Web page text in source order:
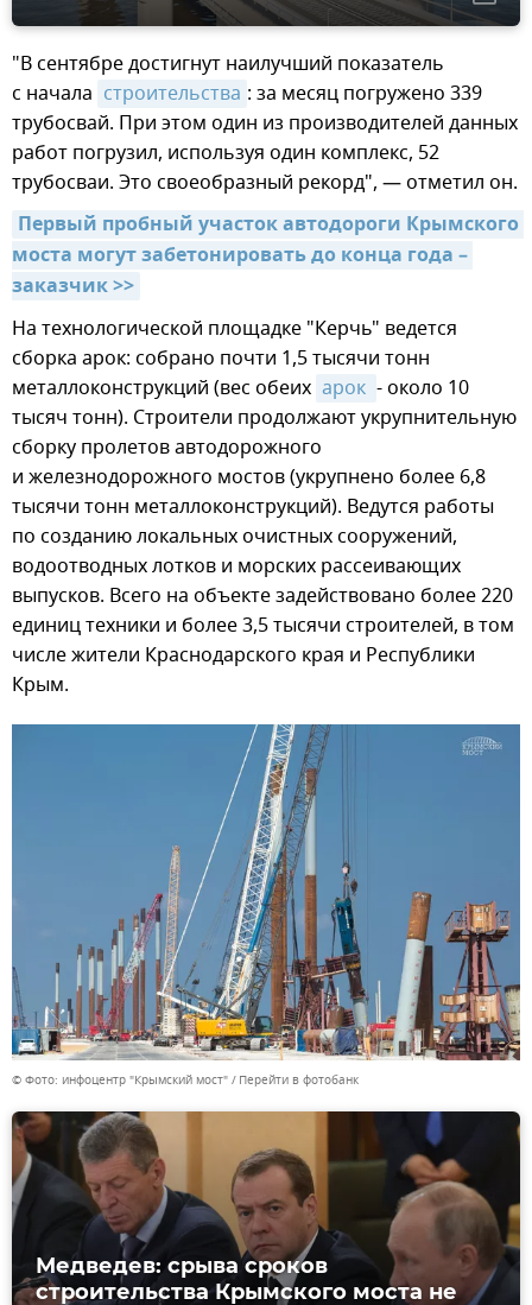
"В сентябре достигнут наилучший показатель
с начала строительства : за месяц погружено 339
трубосвай. При этом один из производителей данных
работ погрузил, используя один комплекс, 52
трубосваи. Это своеобразный рекорд", — отметил он.
Первый пробный участок автодороги Крымского
моста могут забетонировать до конца года –
заказчик >>
На технологической площадке "Керчь" ведется
сборка арок: собрано почти 1,5 тысячи тонн
металлоконструкций (вес обеих арок - около 10
тысяч тонн). Строители продолжают укрупнительную
сборку пролетов автодорожного
и железнодорожного мостов (укрупнено более 6,8
тысячи тонн металлоконструкций). Ведутся работы
по созданию локальных очистных сооружений,
водоотводных лотков и морских рассеивающих
выпусков. Всего на объекте задействовано более 220
единиц техники и более 3,5 тысячи строителей, в том
числе жители Краснодарского края и Республики
Крым.
© Фото: инфоцентр "Крымский мост" Перейти в фотобанк
Медведев: срыва сроков
строительства Крымского моста не